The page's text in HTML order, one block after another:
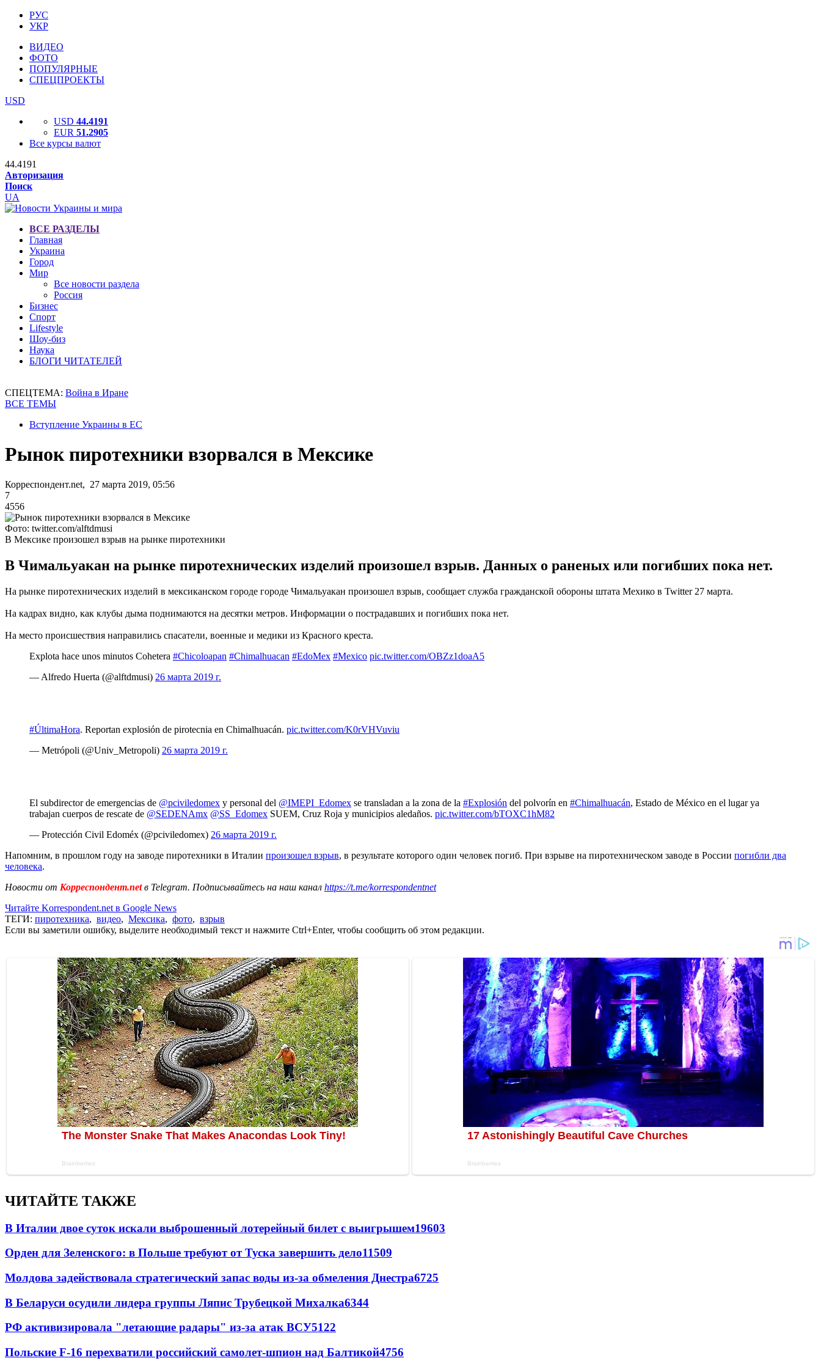
РУС
УКР
ВИДЕО
ФОТО
ПОПУЛЯРНЫЕ
СПЕЦПРОЕКТЫ
USD
USD 44.4191
EUR 51.2905
Все курсы валют
44.4191
Авторизация
Поиск
UA
ВСЕ РАЗДЕЛЫ
Главная
Украина
Город
Мир
Все новости раздела
Россия
Бизнес
Спорт
Lifestyle
Шоу-биз
Наука
БЛОГИ ЧИТАТЕЛЕЙ
СПЕЦТЕМА: Война в Иране
ВСЕ ТЕМЫ
Вступление Украины в ЕС
Рынок пиротехники взорвался в Мексике
Корреспондент.net, 27 марта 2019, 05:56
7
4556
Фото: twitter.com/alftdmusi
В Мексике произошел взрыв на рынке пиротехники
В Чимальуакан на рынке пиротехнических изделий произошел взрыв. Данных о раненых или погибших пока нет.
На рынке пиротехнических изделий в мексиканском городе городе Чимальуакан произошел взрыв, сообщает служба гражданской обороны штата Мехико в Twitter 27 марта.
На кадрах видно, как клубы дыма поднимаются на десятки метров. Информации о пострадавших и погибших пока нет.
На место происшествия направились спасатели, военные и медики из Красного креста.
Explota hace unos minutos Cohetera #Chicoloapan #Chimalhuacan #EdoMex #Mexico pic.twitter.com/OBZz1doaA5
— Alfredo Huerta (@alftdmusi) 26 марта 2019 г.
#ÚltimaHora. Reportan explosión de pirotecnia en Chimalhuacán. pic.twitter.com/K0rVHVuviu
— Metrópoli (@Univ_Metropoli) 26 марта 2019 г.
El subdirector de emergencias de @pciviledomex y personal del @IMEPI_Edomex se transladan a la zona de la #Explosión del polvorín en #Chimalhuacán, Estado de México en el lugar ya
trabajan cuerpos de rescate de @SEDENAmx @SS_Edomex SUEM, Cruz Roja y municipios aledaños. pic.twitter.com/bTOXC1hM82
— Protección Civil Edoméx (@pciviledomex) 26 марта 2019 г.
Напомним, в прошлом году на заводе пиротехники в Италии произошел взрыв, в результате которого один человек погиб. При взрыве на пиротехническом заводе в России погибли два
человека.
Новости от Корреспондент.netв Telegram. Подписывайтесь на наш канал https://t.me/korrespondentnet
Читайте Korrespondent.net в Google News
ТЕГИ: пиротехника, видео, Мексика, фото, взрыв
Если вы заметили ошибку, выделите необходимый текст и нажмите Ctrl+Enter, чтобы сообщить об этом редакции.
ЧИТАЙТЕ ТАКЖЕ
В Италии двое суток искали выброшенный лотерейный билет с выигрышем19603
Орден для Зеленского: в Польше требуют от Туска завершить дело11509
Молдова задействовала стратегический запас воды из-за обмеления Днестра6725
В Беларуси осудили лидера группы Ляпис Трубецкой Михалка6344
РФ активизировала "летающие радары" из-за атак ВСУ5122
Польские F-16 перехватили российский самолет-шпион над Балтикой4756